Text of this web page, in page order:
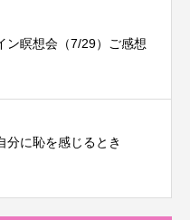
ン瞑想会（7/29）ご感想
分に恥を感じるとき